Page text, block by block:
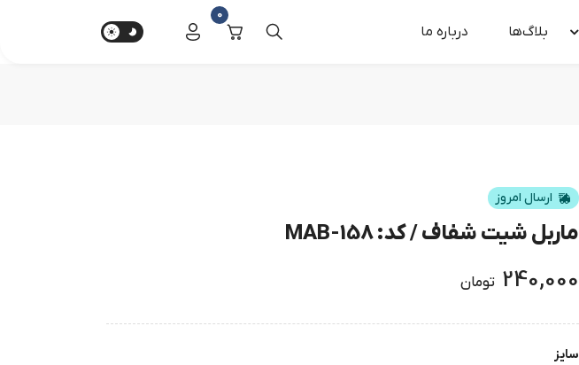
بلاگ‌ها درباره‌ ما
0
ارسال امروز
ماربل شیت شفاف / کد: MAB-158
240,000 تومان
سایز